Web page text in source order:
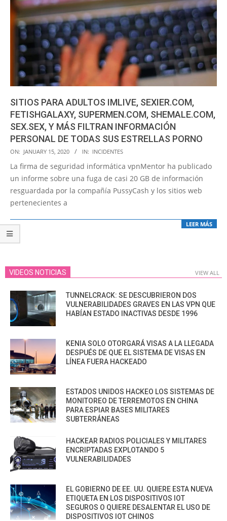
SITIOS PARA ADULTOS IMLIVE, SEXIER.COM,
FETISHGALAXY, SUPERMEN.COM, SHEMALE.COM,
SEX.SEX, Y MÁS FILTRAN INFORMACIÓN
PERSONAL DE TODAS SUS ESTRELLAS PORNO
2020-
01-
15
ON: JANUARY 15, 2020 IN: INCIDENTES
La firma de seguridad informática vpnMentor ha publicado
un informe sobre una fuga de casi 20 GB de información
resguardada por la compañía PussyCash y los sitios web
pertenecientes a
LEER MÁS
VIDEOS NOTICIAS VIEW ALL
TUNNELCRACK: SE DESCUBRIERON DOS
VULNERABILIDADES GRAVES EN LAS VPN QUE
HABÍAN ESTADO INACTIVAS DESDE 1996
KENIA SOLO OTORGARÁ VISAS A LA LLEGADA
DESPUÉS DE QUE EL SISTEMA DE VISAS EN
LÍNEA FUERA HACKEADO
ESTADOS UNIDOS HACKEO LOS SISTEMAS DE
MONITOREO DE TERREMOTOS EN CHINA
PARA ESPIAR BASES MILITARES
SUBTERRÁNEAS
HACKEAR RADIOS POLICIALES Y MILITARES
ENCRIPTADAS EXPLOTANDO 5
VULNERABILIDADES
EL GOBIERNO DE EE. UU. QUIERE ESTA NUEVA
ETIQUETA EN LOS DISPOSITIVOS IOT
SEGUROS O QUIERE DESALENTAR EL USO DE
DISPOSITIVOS IOT CHINOS